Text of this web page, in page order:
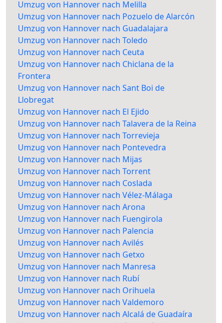
Umzug von Hannover nach Melilla
Umzug von Hannover nach Pozuelo de Alarcón
Umzug von Hannover nach Guadalajara
Umzug von Hannover nach Toledo
Umzug von Hannover nach Ceuta
Umzug von Hannover nach Chiclana de la
Frontera
Umzug von Hannover nach Sant Boi de
Llobregat
Umzug von Hannover nach El Ejido
Umzug von Hannover nach Talavera de la Reina
Umzug von Hannover nach Torrevieja
Umzug von Hannover nach Pontevedra
Umzug von Hannover nach Mijas
Umzug von Hannover nach Torrent
Umzug von Hannover nach Coslada
Umzug von Hannover nach Vélez-Málaga
Umzug von Hannover nach Arona
Umzug von Hannover nach Fuengirola
Umzug von Hannover nach Palencia
Umzug von Hannover nach Avilés
Umzug von Hannover nach Getxo
Umzug von Hannover nach Manresa
Umzug von Hannover nach Rubí
Umzug von Hannover nach Orihuela
Umzug von Hannover nach Valdemoro
Umzug von Hannover nach Alcalá de Guadaíra